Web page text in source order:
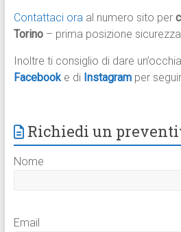
Contattaci oraal numero sito per
Torino– prima posizione
Inoltre ti consiglio di dare
Facebook e di Instagram per
Richiedi un
Nome
Email